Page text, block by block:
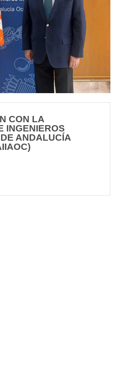
CON LA
INGENIEROS
ANDALUCÍA